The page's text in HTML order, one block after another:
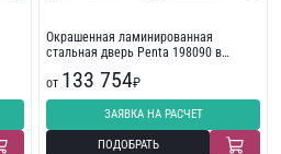
Окрашенная ламинированная
стальная дверь Penta 198090 в
от 133 754₽
ЗАЯВКА НА РАСЧЕТ
ПОДОБРАТЬ